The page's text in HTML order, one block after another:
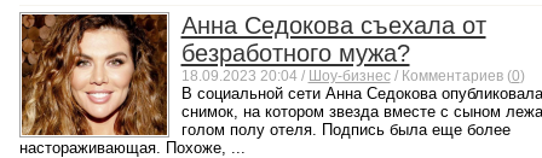
Анна Седокова съехала от
безработного мужа?
18.09.2023 20:04 / Шоу-бизнес/ Комментариев (0)
В социальной сети Анна Седокова опубликовала
снимок, на котором звезда вместе с сыном
голом полу отеля. Подпись была еще более
настораживающая. Похоже, ...